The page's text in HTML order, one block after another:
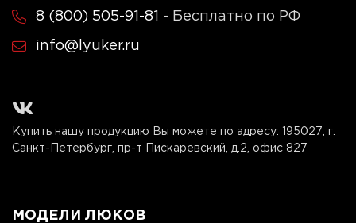
8 (800) 505-91-81 - Бесплатно по РФ
info@lyuker.ru
Купить нашу продукцию Вы можете по адресу:
195027, г.
Санкт-Петербург, пр-т Пискаревский, д.2, офис 827
МОДЕЛИ ЛЮКОВ